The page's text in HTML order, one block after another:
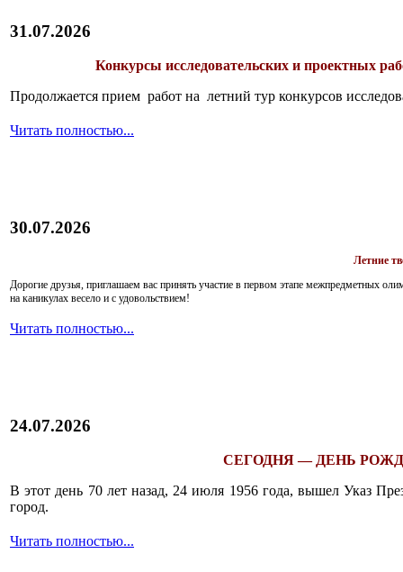
31.07.2026
Конкурсы исследовательских и проектных
Продолжается прием работ на летний тур конкурсов
Читать полностью...
30.07.2026
Летние
Дорогие друзья, приглашаем вас принять участие в первом этапе межпредметных
на каникулах весело и с удовольствием!
Читать полностью...
24.07.2026
СЕГОДНЯ — ДЕНЬ
В этот день 70 лет назад, 24 июля 1956 года, вышел Указ
город.
Читать полностью...